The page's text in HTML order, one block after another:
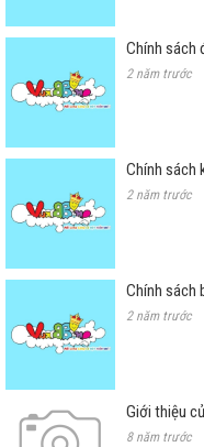
Chính sách
2 năm trước
Chính sách
2 năm trước
Chính sách
2 năm trước
Giới thiệu
8 năm trước